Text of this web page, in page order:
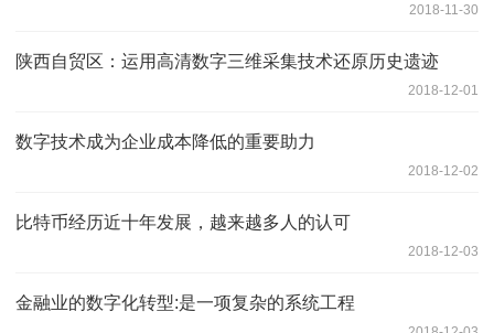
2018-11-30
陕西自贸区：运用高清数字三维采集技术还原历史遗迹
2018-12-01
数字技术成为企业成本降低的重要助力
2018-12-02
比特币经历近十年发展，越来越多人的认可
2018-12-03
金融业的数字化转型:是一项复杂的系统工程